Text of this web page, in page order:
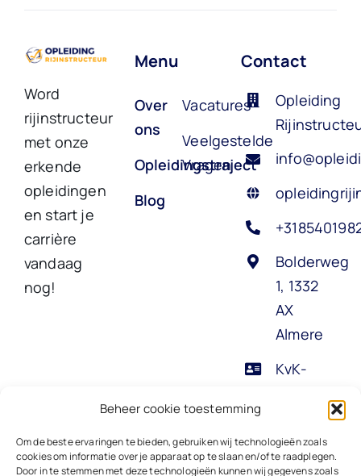
Beheer cookie toestemming
Om de beste ervaringen te bieden, gebruiken wij technologieën zoals
cookies om informatie over je apparaat op te slaan en/of te raadplegen.
Door in te stemmen met deze technologieën kunnen wij gegevens zoals
Word
rijinstructeur
met onze
erkende
opleidingen
en start je
carrière
vandaag
nog!
Menu
Over
ons
Opleidingstraject
Blog
Vacatures
Veelgestelde
Vragen
Contact
Opleiding
Bolderweg
1, 1332
AX
Almere
KvK-
70774269